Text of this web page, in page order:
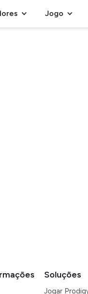
Jogo
Soluções
Jogar